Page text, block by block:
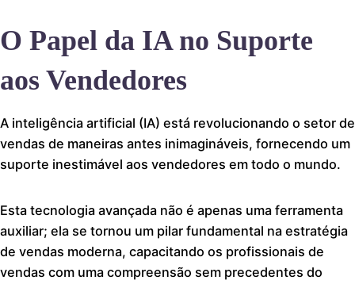
O Papel da IA no Suporte
aos Vendedores
A inteligência artificial (IA) está revolucionando o setor de
vendas de maneiras antes inimagináveis, fornecendo um
suporte inestimável aos vendedores em todo o mundo.
Esta tecnologia avançada não é apenas uma ferramenta
auxiliar; ela se tornou um pilar fundamental na estratégia
de vendas moderna, capacitando os profissionais de
vendas com uma compreensão sem precedentes do